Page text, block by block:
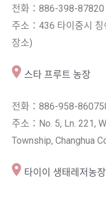
전화：886-398-87820
주소：436 타이중시
장소)
스타 프루트 농장
전화：886-958-
주소：No. 5, Ln. 221,
Township, Changhua
타이이 생태레저농장